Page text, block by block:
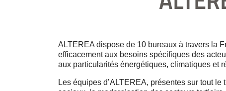
ALTEREA dispose de 10 bureaux à travers la
efficacement aux besoins spécifiques des
aux particularités énergétiques, climatiques et
Les équipes d’ALTEREA, présentes sur tout